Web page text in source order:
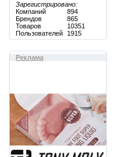
Зарегистрировано:
Компаний
894
Брендов
865
Товаров
10351
Пользователей
1915
Реклама